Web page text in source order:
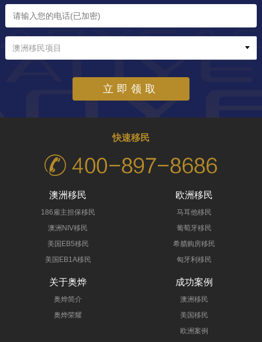
澳洲移民项目
立即领取
快速移民
澳洲移民
186雇主担保移民
澳洲NIV移民
美国EB5移民
美国EB1A移民
欧洲移民
马耳他移民
葡萄牙移民
希腊购房移民
匈牙利移民
关于奥烨
奥烨简介
奥烨荣耀
成功案例
澳洲移民
美国移民
欧洲案例